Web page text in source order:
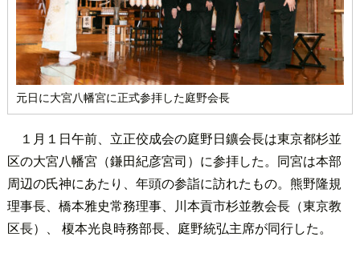
元日に大宮八幡宮に正式参拝した庭野会長
１月１日午前、立正佼成会の庭野日鑛会長は東京都杉並
区の大宮八幡宮（鎌田紀彦宮司）に参拝した。同宮は本部
周辺の氏神にあたり、年頭の参詣に訪れたもの。熊野隆規
理事長、橋本雅史常務理事、川本貢市杉並教会長（東京教
区長）、 榎本光良時務部長、庭野統弘主席が同行した。